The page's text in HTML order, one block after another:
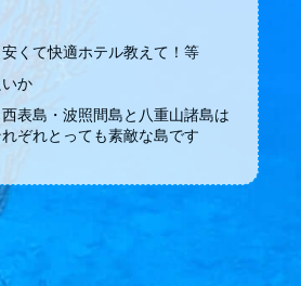
くて快適ホテル教えて！等
か
表島・波照間島と八重山諸島は
ぞれとっても素敵な島です